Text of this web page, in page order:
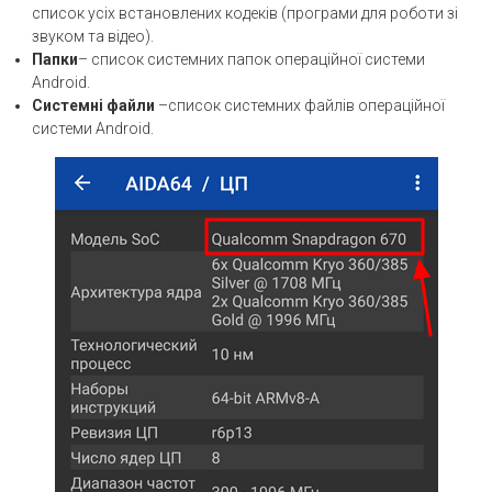
список усіх встановлених кодеків (програми для роботи зі
звуком та відео).
Папки– список системних папок операційної системи
Android.
Системні файли –список системних файлів операційної
системи Android.